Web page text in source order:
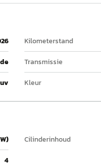
Kilometerstand
Transmissie
Kleur
Cilinderinhoud
4